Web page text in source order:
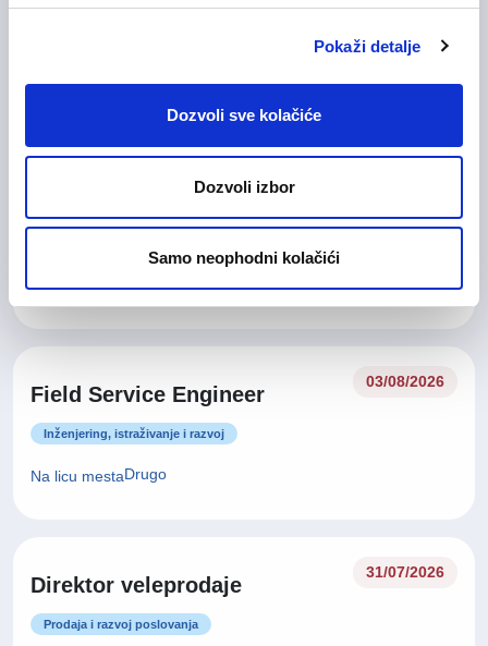
Pokaži detalje
Dozvoli sve kolačiće
Dozvoli izbor
Samo neophodni kolačići
Field Service Supervisor –
Na licu mesta
Field Service Engineer
03/08/2026
Inženjering, istraživanje i razvoj
Na licu mestaDrugo
Direktor veleprodaje
31/07/2026
Prodaja i razvoj poslovanja